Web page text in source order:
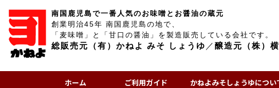
南国鹿児島で一番人気のお味噌とお醤油の蔵元
創業明治45年 南国鹿児島の地で、
「麦味噌」と「甘口の醤油」を製造販売している会社です。
総販売元（有）かねよ みそ しょうゆ ／ 醸造元（株）
ホーム ご利用ガイド かねよみそしょうゆについ